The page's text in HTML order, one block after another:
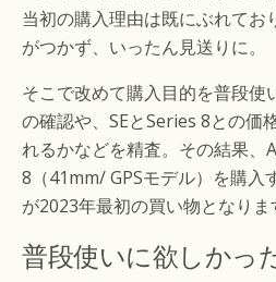
当初の購入理由は既にぶれてお
がつかず、いったん見送りに。
そこで改めて購入目的を普段使
の確認や、SEとSeries 8との価
れるかなどを精査。その結果、
8（41mm/ GPSモデル）を購入
が2023年最初の買い物となりま
普段使いに欲しかっ